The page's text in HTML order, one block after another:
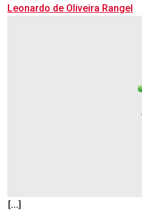
Leonardo de Oliveira Rangel
[…]